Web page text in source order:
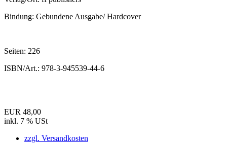
Bindung: Gebundene Ausgabe/ Hardcover
Seiten: 226
ISBN/Art.: 978-3-945539-44-6
EUR 48,00
inkl. 7 % USt
zzgl. Versandkosten